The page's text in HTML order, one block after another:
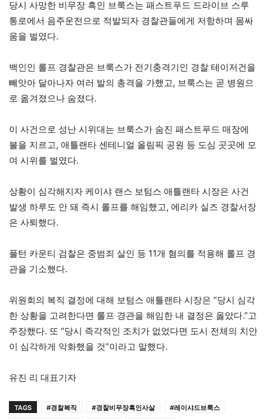
당시 사망한 비무장 흑인 브룩스는 패스트푸드 드라이브 스루
통로에서 음주운전으로 적발되자 경찰관들에게 저항하며 몸싸
움을 벌였다.
백인인 롤프 경찰관은 브룩스가 전기충격기인 경찰 테이저건을
빼앗아 달아나자 여러 발의 총격을 가했고, 브룩스는 곧 병원으
로 옮겨졌으나 숨졌다.
이 사건으로 성난 시위대는 브룩스가 숨진 패스트푸드 매장에
불을 지르고, 애틀랜타 센테니얼 올림픽 공원 등 도심 곳곳에 모
여 시위를 벌였다.
상황이 심각해지자 케이샤 랜스 보텀스 애틀랜타 시장은 사건
발생 하루도 안 돼 즉시 롤프를 해임했고, 에리카 실즈 경찰서장
은 사퇴했다.
풀턴 카운티 검찰은 중범죄 살인 등 11개 혐의를 적용해 롤프 경
관을 기소했다.
위원회의 복직 결정에 대해 보텀스 애틀랜타 시장은 “당시 심각
한 상황을 고려한다면 롤프 경관을 해임한 내 결정은 옳았다.”고
주장했다. 또 “당시 즉각적인 조치가 없었다면 도시 전체의 치안
이 심각하게 악화했을 것”이라고 말했다.
유진 리 대표기자
TAGS #경찰복직 #경찰비무장흑인사살
#레이샤드브룩스